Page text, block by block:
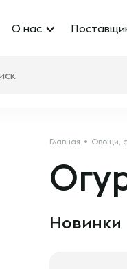
О нас
Главная Овощи,
Новинки